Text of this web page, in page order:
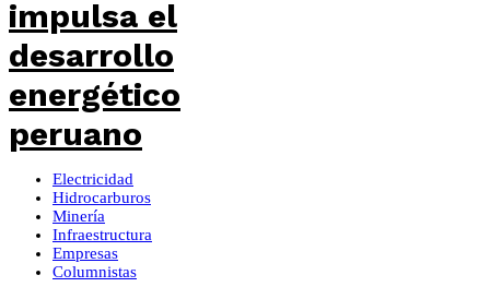
Electricidad
Hidrocarburos
Minería
Infraestructura
Empresas
Columnistas